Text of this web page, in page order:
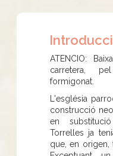
ATENCIO:
carretera,
formigonat.
L'església
construcció
en
Torrelles ja
que, en origen,